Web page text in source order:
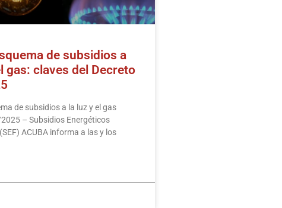
de subsidios a
gas: claves del Decreto
de subsidios a la luz y el gas
– Subsidios Energéticos
ACUBA informa a las y los